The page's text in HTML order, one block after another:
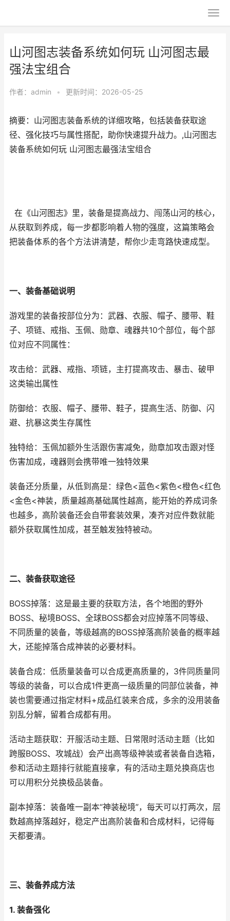
山河图志装备系统如何玩 山河图志最
强法宝组合
作者： admin • 更新时间：2026-05-25
摘要：山河图志装备系统的详细攻略，包括装备获取途
径、强化技巧与属性搭配，助你快速提升战力。,山河图志
装备系统如何玩 山河图志最强法宝组合
在《山河图志》里，装备是提高战力、闯荡山河的核心，
从获取到养成，每一步都影响着人物的强度，这篇策略会
把装备体系的各个方法讲清楚，帮你少走弯路快速成型。
一、装备基础说明
游戏里的装备按部位分为：武器、衣服、帽子、腰带、鞋
子、项链、戒指、玉佩、勋章、魂器共10个部位，每个部
位对应不同属性：
攻击给：武器、戒指、项链，主打提高攻击、暴击、破甲
这类输出属性
防御给：衣服、帽子、腰带、鞋子，提高生活、防御、闪
避、抗暴这类生存属性
独特给：玉佩加额外生活跟伤害减免，勋章加攻击跟对怪
伤害加成，魂器则会携带唯一独特效果
装备还分质量，从低到高是：绿色<蓝色<紫色<橙色<红色
<金色<神装，质量越高基础属性越高，能开始的养成词条
也越多，高阶装备还会自带套装效果，凑齐对应件数就能
额外获取属性加成，甚至触发独特被动。
二、装备获取途径
BOSS掉落：这是最主要的获取方法，各个地图的野外
BOSS、秘境BOSS、全球BOSS都会对应掉落不同等级、
不同质量的装备，等级越高的BOSS掉落高阶装备的概率越
大，还能掉落合成神装的必要材料。
装备合成：低质量装备可以合成更高质量的，3件同质量同
等级的装备，可以合成1件更高一级质量的同部位装备，神
装也需要通过指定材料+成品红装来合成，多余的没用装备
别乱分解，留着合成都有用。
活动主题获取：开服活动主题、日常限时活动主题（比如
跨服BOSS、攻城战）会产出高等级神装或者装备自选箱，
参和活动主题排行就能直接拿，有的活动主题兑换商店也
可以用积分兑换极品装备。
副本掉落：装备唯一副本“神装秘境”，每天可以打两次，层
数越高掉落越好，稳定产出高阶装备和合成材料，记得每
天都要清。
三、装备养成方法
1. 装备强化